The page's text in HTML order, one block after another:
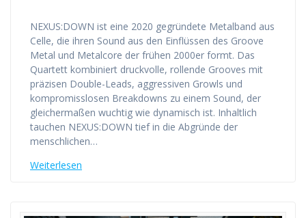
NEXUS:DOWN ist eine 2020 gegründete Metalband aus
Celle, die ihren Sound aus den Einflüssen des Groove
Metal und Metalcore der frühen 2000er formt. Das
Quartett kombiniert druckvolle, rollende Grooves mit
präzisen Double-Leads, aggressiven Growls und
kompromisslosen Breakdowns zu einem Sound, der
gleichermaßen wuchtig wie dynamisch ist. Inhaltlich
tauchen NEXUS:DOWN tief in die Abgründe der
menschlichen…
Weiterlesen